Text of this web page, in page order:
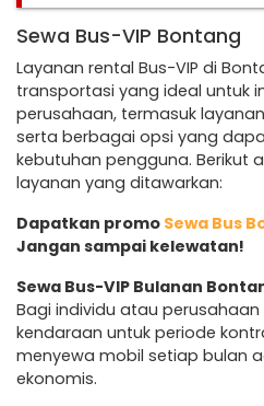
Sewa Bus-VIP Bontang
Layanan rental Bus-VIP di
transportasi yang ideal untuk
perusahaan, termasuk
serta berbagai opsi yang
kebutuhan pengguna. Berikut
layanan yang ditawarkan:
Dapatkan promo Sewa Bus
Jangan sampai kelewatan!
Sewa Bus-VIP Bulanan
Bagi individu atau
kendaraan untuk periode
menyewa mobil setiap bulan
ekonomis.